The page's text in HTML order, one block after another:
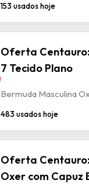
153 usados hoje
Oferta Centauro:
7 Tecido Plano
Bermuda Masculina
483 usados hoje
Oferta
Oxer com Capuz